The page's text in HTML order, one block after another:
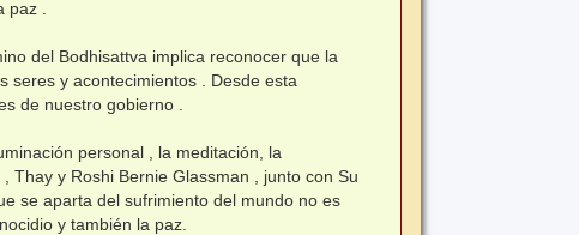
.
del Bodhisattva implica reconocer que la
seres y acontecimientos . Desde esta
de nuestro gobierno .
personal , la meditación, la
Thay y Roshi Bernie Glassman , junto con Su
se aparta del sufrimiento del mundo no es
y también la paz.